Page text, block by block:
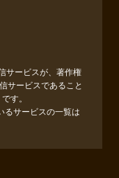
サービスが、著作権
サービスであること
す。
るサービスの一覧は